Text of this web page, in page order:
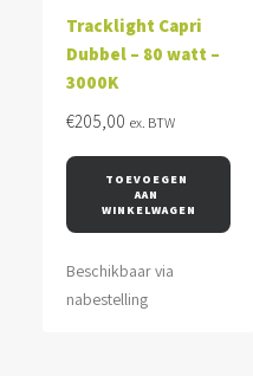
Tracklight Capri
Dubbel – 80 watt –
3000K
€205,00 ex. BTW
TOEVOEGEN
AAN
WINKELWAGEN
Beschikbaar via
nabestelling